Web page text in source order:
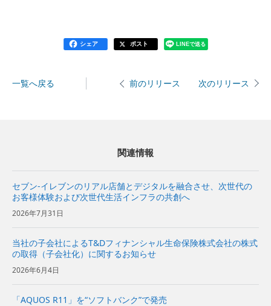
シェア ポスト LINEで送る
一覧へ戻る 前のリリース 次のリリース
関連情報
セブン-イレブンのリアル店舗とデジタルを融合させ、次世代の
お客様体験および次世代生活インフラの共創へ
2026年7月31日
当社の子会社によるT&Dフィナンシャル生命保険株式会社の株式
の取得（子会社化）に関するお知らせ
2026年6月4日
「AQUOS R11」を“ソフトバンク”で発売